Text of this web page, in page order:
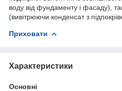
воду від фундаменту і фасаду),
(вивітрюючи конденсат з
Приховати
Характеристики
Основні